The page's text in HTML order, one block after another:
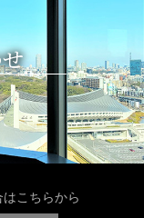
こちらから